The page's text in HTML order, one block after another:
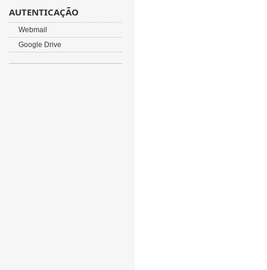
AUTENTICAÇÃO
Webmail
Google Drive